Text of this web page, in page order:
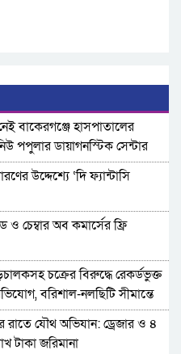
বাকেরগঞ্জে হাসপাতালের
পপুলার ডায়াগনস্টিক সেন্টার
উদ্দেশ্যে ‘দি ফ্যান্টাসি
চেম্বার অব কমার্সের ফ্রি
চক্রের বিরুদ্ধে রেকর্ডভুক্ত
বরিশাল-নলছিটি সীমান্তে
রাতে যৌথ অভিযান: ড্রেজার ও ৪
টাকা জরিমানা